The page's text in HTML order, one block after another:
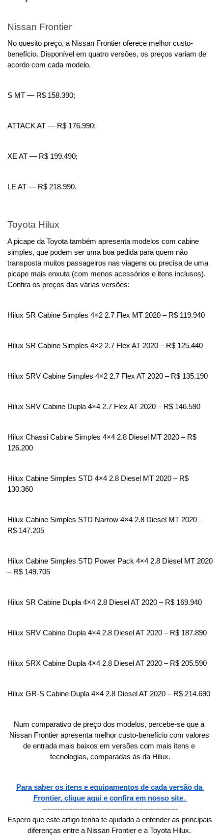
Nissan Frontier
No quesito preço, a Nissan Frontier oferece melhor custo-
benefício. Disponível em quatro versões, os preços variam de
acordo com cada modelo.
S MT — R$ 158.390;
ATTACK AT — R$ 176.990;
XE AT — R$ 199.490;
LE AT — R$ 218.990.
Toyota Hilux
A picape da Toyota também apresenta modelos com cabine
simples, que podem ser uma boa pedida para quem não
transposta muitos passageiros nas viagens ou precisa de uma
picape mais enxuta (com menos acessórios e itens inclusos).
Confira os preços das várias versões:
Hilux SR Cabine Simples 4×2 2.7 Flex MT 2020 – R$ 119.940
Hilux SR Cabine Simples 4×2 2.7 Flex AT 2020 – R$ 125.440
Hilux SRV Cabine Simples 4×2 2.7 Flex AT 2020 – R$ 135.190
Hilux SRV Cabine Dupla 4×4 2.7 Flex AT 2020 – R$ 146.590
Hilux Chassi Cabine Simples 4×4 2.8 Diesel MT 2020 – R$
126.200
Hilux Cabine Simples STD 4×4 2.8 Diesel MT 2020 – R$
130.360
Hilux Cabine Simples STD Narrow 4×4 2.8 Diesel MT 2020 –
R$ 147.205
Hilux Cabine Simples STD Power Pack 4×4 2.8 Diesel MT 2020
– R$ 149.705
Hilux SR Cabine Dupla 4×4 2.8 Diesel AT 2020 – R$ 169.940
Hilux SRV Cabine Dupla 4×4 2.8 Diesel AT 2020 – R$ 187.890
Hilux SRX Cabine Dupla 4×4 2.8 Diesel AT 2020 – R$ 205.590
Hilux GR-S Cabine Dupla 4×4 2.8 Diesel AT 2020 – R$ 214.690
Num comparativo de preço dos modelos, percebe-se que a
Nissan Frontier apresenta melhor custo-benefício com valores
de entrada mais baixos em versões com mais itens e
tecnologias, comparadas às da Hilux.
Para saber os itens e equipamentos de cada versão da
Frontier, clique aqui e confira em nosso site.
-------------------------------------------------------
Espero que este artigo tenha te ajudado a entender as principais
diferenças entre a Nissan Frontier e a Toyota Hilux.